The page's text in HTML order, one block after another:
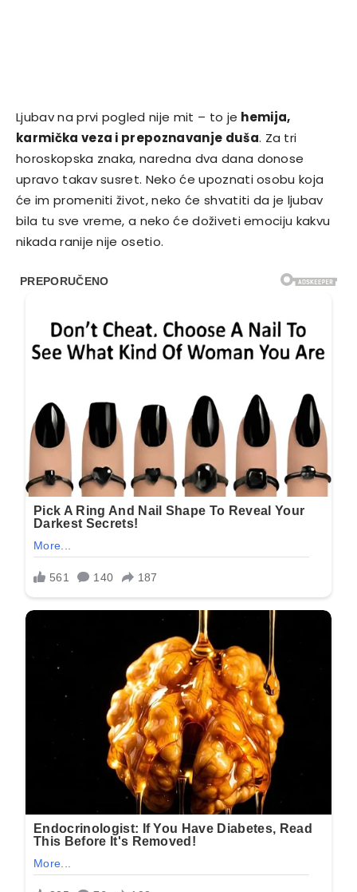
Ljubav na prvi pogled nije mit – to je hemija,
karmička veza i prepoznavanje duša. Za tri
horoskopska znaka, naredna dva dana donose
upravo takav susret. Neko će upoznati osobu koja
će im promeniti život, neko će shvatiti da je ljubav
bila tu sve vreme, a neko će doživeti emociju kakvu
nikada ranije nije osetio.